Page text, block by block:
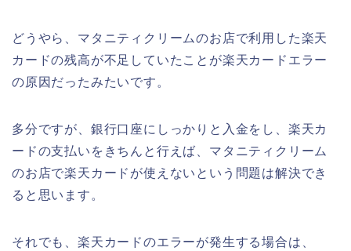
どうやら、マタニティクリームのお店で利用した楽天
カードの残高が不足していたことが楽天カードエラー
の原因だったみたいです。
多分ですが、銀行口座にしっかりと入金をし、楽天カ
ードの支払いをきちんと行えば、マタニティクリーム
のお店で楽天カードが使えないという問題は解決でき
ると思います。
それでも、楽天カードのエラーが発生する場合は、